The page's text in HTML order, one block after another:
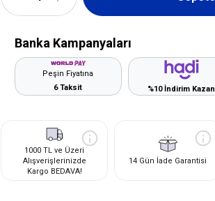
Banka Kampanyaları
Peşin Fiyatına
6 Taksit
%10 İndirim Kazan
1000 TL ve Üzeri
Alışverişlerinizde
Kargo BEDAVA!
14 Gün İade Garantisi